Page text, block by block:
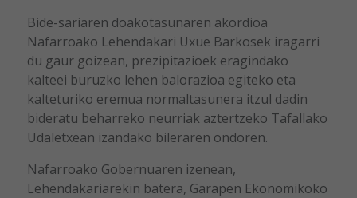
Bide-sariaren doakotasunaren akordioa
Nafarroako Lehendakari Uxue Barkosek iragarri
du gaur goizean, prezipitazioek eragindako
kalteei buruzko lehen balorazioa egiteko eta
kalteturiko eremua normaltasunera itzul dadin
bideratu beharreko neurriak aztertzeko Tafallako
Udaletxean izandako bileraren ondoren.
Nafarroako Gobernuaren izenean,
Lehendakariarekin batera, Garapen Ekonomikoko